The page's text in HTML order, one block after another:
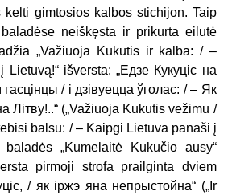
kelti gimtosios kalbos stichijon. Taip
neiškęsta ir prikurta eilutė
„Važiuoja Kukutis ir kalba: / –
išversta: „Едзе Кукуціс на
/ і дзівуецца ўголас: / – Як
Літву!..“ („Važiuoja Kukutis vežimu /
balsu: / – Kaipgi Lietuva panaši į
baladės „Kumelaitė Kukučio ausy“
pirmoji strofa prailginta dviem
/ як іржэ яна непрыстойна“ („Ir